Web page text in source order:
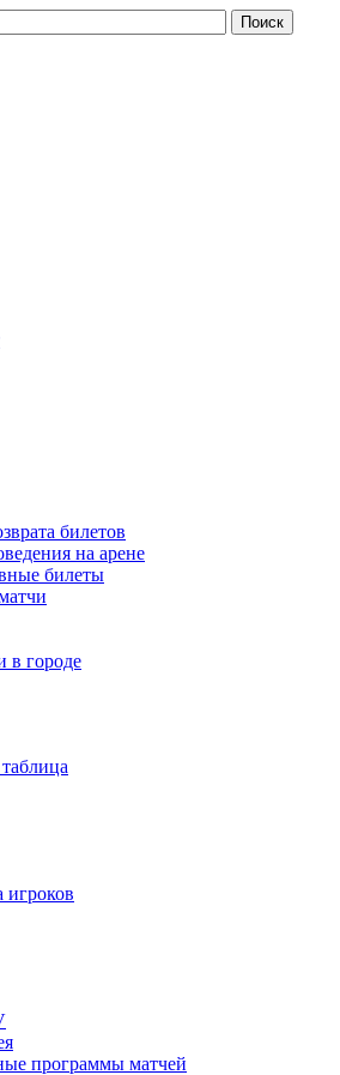
билетов
на арене
билеты
в городе
игроков
программы матчей